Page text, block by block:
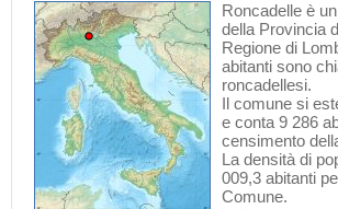
Roncadelle è
della Provincia
Regione di
abitanti sono
roncadellesi.
Il comune si
e conta 9 286
censimento
La densità di
009,3 abitanti
Comune.